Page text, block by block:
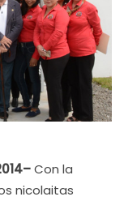
–Con la
nicolaitas